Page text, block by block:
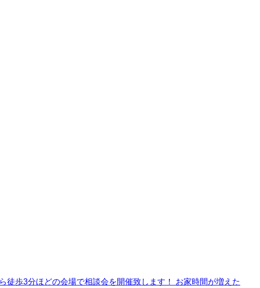
歩3分ほどの会場で相談会を開催致します！ お家時間が増えた